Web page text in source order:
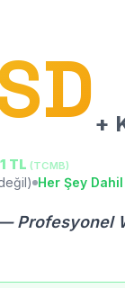
+
TL (TCMB)
Her Şey Dahil
Profesyonel